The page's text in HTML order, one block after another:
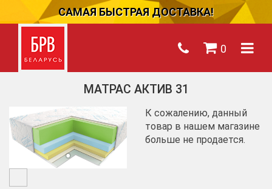
САМАЯ БЫСТРАЯ ДОСТАВКА!
0
МАТРАС АКТИВ 31
К сожалению, данный
товар в нашем магазине
больше не продается.